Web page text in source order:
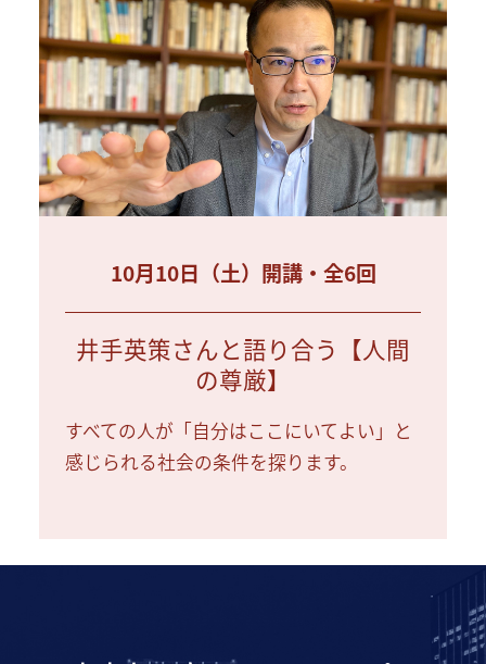
10月10日（土）開講・全6回
井手英策さんと語り合う【人間
の尊厳】
すべての人が「自分はここにいてよい」と
感じられる社会の条件を探ります。